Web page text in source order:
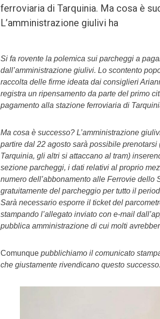
ferroviaria di Tarquinia. Ma cosa è
L’amministrazione giulivi ha
Si fa rovente la polemica sui parcheggi a
dall’amministrazione giulivi. Lo scontento
raccolta delle firme ideata dai consiglieri
registra un ripensamento da parte del primo
pagamento alla stazione ferroviaria di
Ma cosa è successo? L’amministrazione
partire dal 22 agosto sarà possibile
Tarquinia, gli altri si attaccano al tram)
sezione parcheggi, i dati relativi al proprio
numero dell’abbonamento alle Ferrovie dello
gratuitamente del parcheggio per tutto il
Sarà necessario esporre il ticket del
stampando l’allegato inviato con e-mail
pubblica amministrazione di cui molti
Comunque pubblichiamo il comunicato
che giustamente rivendicano questo successo.